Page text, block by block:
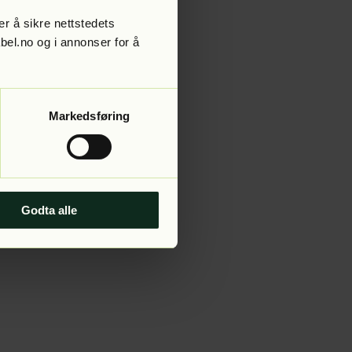
å sikre nettstedets
og i annonser for å
Markedsføring
Godta alle